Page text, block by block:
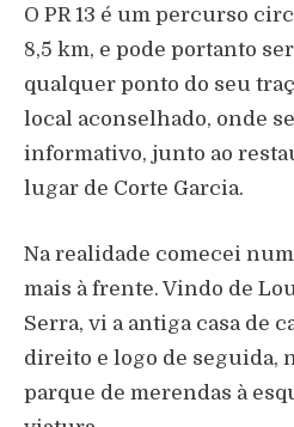
O PR 13 é um percurso
8,5 km, e pode portanto
qualquer ponto do seu
local aconselhado, onde
informativo, junto ao
lugar de Corte Garcia.
Na realidade comecei
mais à frente. Vindo de
Serra, vi a antiga casa de
direito e logo de seguida,
parque de merendas à